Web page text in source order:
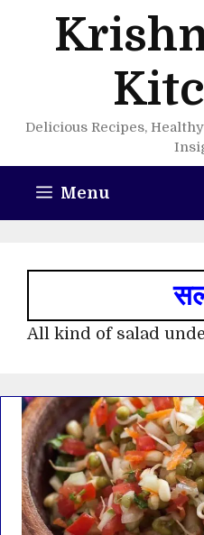
Delicious Recipes,
Menu
All kind of salad